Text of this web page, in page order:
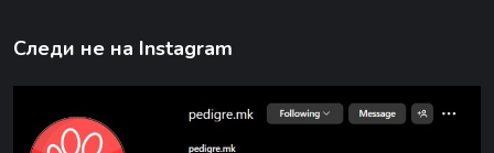
Следи не на Instagram